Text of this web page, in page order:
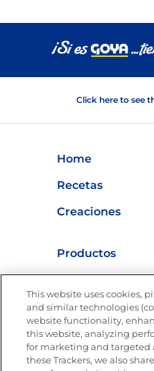
Click here to see
Home
Recetas
Creaciones
Productos
Nutrición
Únete a La
This website uses cookies,
and similar technologies
website functionality,
this website, analyzing
for marketing and targeted
these Trackers, we also